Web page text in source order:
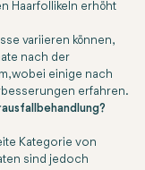
Haarfollikeln erhöht
variieren können,
nach der
wobei einige nach
erfahren.
Kategorie von
sind jedoch